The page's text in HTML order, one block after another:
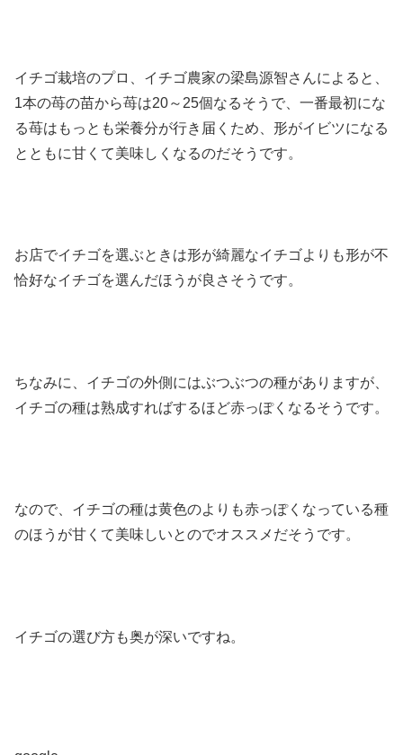
イチゴ栽培のプロ、イチゴ農家の梁島源智さんによると、
1本の苺の苗から苺は20～25個なるそうで、一番最初にな
る苺はもっとも栄養分が行き届くため、形がイビツになる
とともに甘くて美味しくなるのだそうです。
お店でイチゴを選ぶときは形が綺麗なイチゴよりも形が不
恰好なイチゴを選んだほうが良さそうです。
ちなみに、イチゴの外側にはぶつぶつの種がありますが、
イチゴの種は熟成すればするほど赤っぽくなるそうです。
なので、イチゴの種は黄色のよりも赤っぽくなっている種
のほうが甘くて美味しいとのでオススメだそうです。
イチゴの選び方も奥が深いですね。